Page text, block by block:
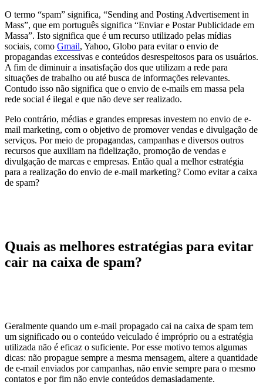
O termo “spam” significa, “Sending and Posting Advertisement in
Mass”, que em português significa “Enviar e Postar Publicidade em
Massa”. Isto significa que é um recurso utilizado pelas mídias
sociais, como Gmail, Yahoo, Globo para evitar o envio de
propagandas excessivas e conteúdos desrespeitosos para os usuários.
A fim de diminuir a insatisfação dos que utilizam a rede para
situações de trabalho ou até busca de informações relevantes.
Contudo isso não significa que o envio de e-mails em massa pela
rede social é ilegal e que não deve ser realizado.
Pelo contrário, médias e grandes empresas investem no envio de e-
mail marketing, com o objetivo de promover vendas e divulgação de
serviços. Por meio de propagandas, campanhas e diversos outros
recursos que auxiliam na fidelização, promoção de vendas e
divulgação de marcas e empresas. Então qual a melhor estratégia
para a realização do envio de e-mail marketing? Como evitar a caixa
de spam?
Quais as melhores estratégias para evitar
cair na caixa de spam?
Geralmente quando um e-mail propagado cai na caixa de spam tem
um significado ou o conteúdo veiculado é impróprio ou a estratégia
utilizada não é eficaz o suficiente. Por esse motivo temos algumas
dicas: não propague sempre a mesma mensagem, altere a quantidade
de e-mail enviados por campanhas, não envie sempre para o mesmo
contatos e por fim não envie conteúdos demasiadamente.